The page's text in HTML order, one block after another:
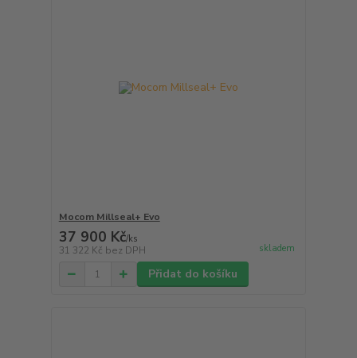
Mocom Millseal+ Evo
37 900 Kč/ks
31 322 Kč bez DPH skladem
Přidat do košíku